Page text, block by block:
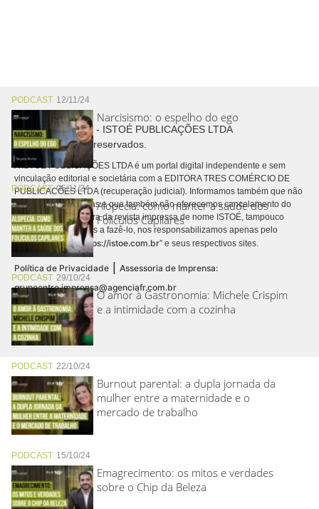
PODCAST 12/11/24
Narcisismo: o espelho do ego
PODCAST05/11/24
Alopecia: como manter a saúde dos
Folículos Capilares
PODCAST 29/10/24
O amor à Gastronomia: Michele Crispim
e a intimidade com a cozinha
PODCAST 22/10/24
Burnout parental: a dupla jornada da
mulher entre a maternidade e o
mercado de trabalho
PODCAST 15/10/24
Emagrecimento: os mitos e verdades
sobre o Chip da Beleza
Copyright © 2026 - ISTOÉ PUBLICAÇÕES LTDA
Todos os direitos reservados.
A ISTOÉ PUBLICAÇÕES LTDA é um portal digital independente e sem
vinculação editorial e societária com a EDITORA TRES COMÉRCIO DE
PUBLICACÕES LTDA (recuperação judicial). Informamos também que não
realizamos cobranças e que também não oferecemos cancelamento do
contrato de assinatura da revista impressa de nome ISTOÉ, tampouco
autorizamos terceiros a fazê-lo, nos responsabilizamos apenas pelo
conteúdo digital “https://istoe.com.br” e seus respectivos sites.
Política de Privacidade | Assessoria de Imprensa:
grupoentre.imprensa@agenciafr.com.br